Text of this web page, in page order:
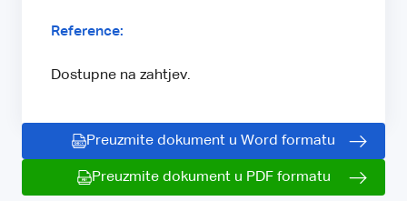
Reference:
Dostupne na zahtjev.
Preuzmite dokument u Word formatu
Preuzmite dokument u PDF formatu